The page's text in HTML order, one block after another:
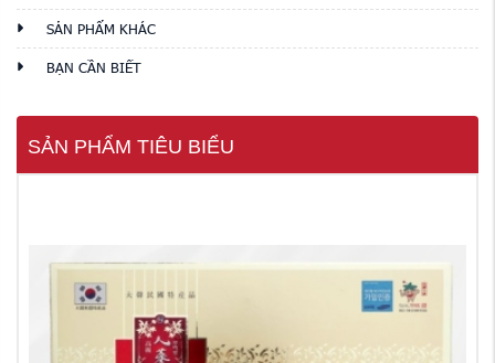
SẢN PHẨM KHÁC
BẠN CẦN BIẾT
SẢN PHẨM TIÊU BIỂU